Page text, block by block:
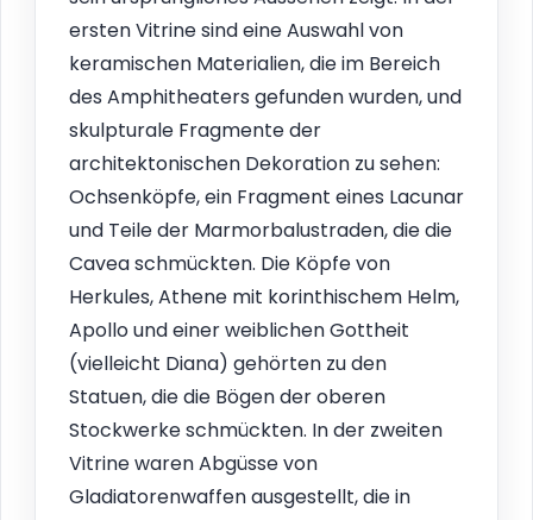
ersten Vitrine sind eine Auswahl von
keramischen Materialien, die im Bereich
des Amphitheaters gefunden wurden, und
skulpturale Fragmente der
architektonischen Dekoration zu sehen:
Ochsenköpfe, ein Fragment eines Lacunar
und Teile der Marmorbalustraden, die die
Cavea schmückten. Die Köpfe von
Herkules, Athene mit korinthischem Helm,
Apollo und einer weiblichen Gottheit
(vielleicht Diana) gehörten zu den
Statuen, die die Bögen der oberen
Stockwerke schmückten. In der zweiten
Vitrine waren Abgüsse von
Gladiatorenwaffen ausgestellt, die in